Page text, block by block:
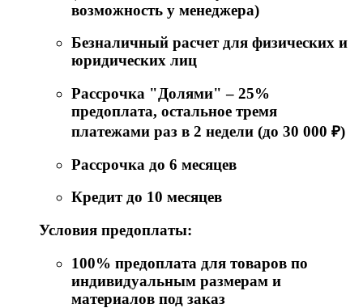
возможность у менеджера)
Безналичный расчет для физических и
юридических лиц
Рассрочка "Долями" – 25%
предоплата, остальное тремя
платежами раз в 2 недели (до 30 000 ₽)
Рассрочка до 6 месяцев
Кредит до 10 месяцев
Условия предоплаты:
100% предоплата для товаров по
индивидуальным размерам и
материалов под заказ